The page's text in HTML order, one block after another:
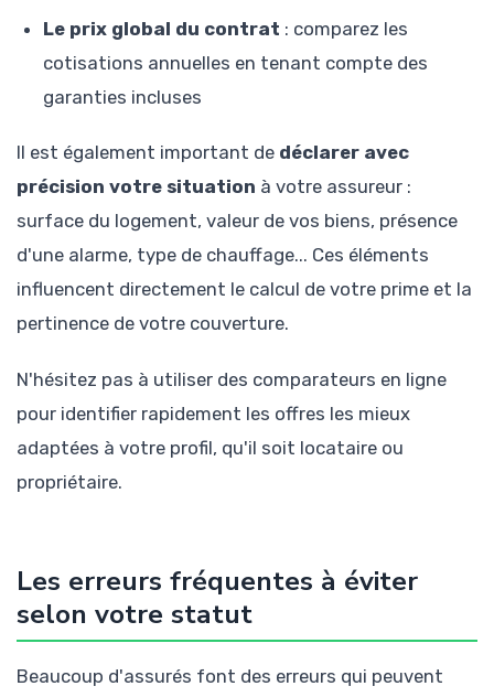
Le prix global du contrat : comparez les
cotisations annuelles en tenant compte des
garanties incluses
Il est également important de déclarer avec
précision votre situation à votre assureur :
surface du logement, valeur de vos biens, présence
d'une alarme, type de chauffage... Ces éléments
influencent directement le calcul de votre prime et la
pertinence de votre couverture.
N'hésitez pas à utiliser des comparateurs en ligne
pour identifier rapidement les offres les mieux
adaptées à votre profil, qu'il soit locataire ou
propriétaire.
Les erreurs fréquentes à éviter
selon votre statut
Beaucoup d'assurés font des erreurs qui peuvent